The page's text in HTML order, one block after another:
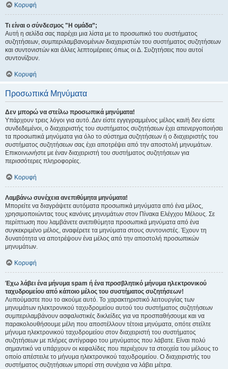
Κορυφή
Τι είναι ο σύνδεσμος "Η ομάδα”;
Αυτή η σελίδα σας παρέχει μια λίστα με το προσωπικό του συστήματος
συζητήσεων, συμπεριλαμβανομένων διαχειριστών του συστήματος συζητήσεων
και συντονιστών και άλλες λεπτομέρειες όπως οι Δ. Συζητήσεις που αυτοί
συντονίζουν.
Κορυφή
Προσωπικά Μηνύματα
Δεν μπορώ να στείλω προσωπικά μηνύματα!
Υπάρχουν τρεις λόγοι για αυτό. Δεν είστε εγγεγραμμένος μέλος και/ή δεν είστε
συνδεδεμένοι, ο διαχειριστής του συστήματος συζητήσεων έχει απενεργοποιήσει
τα προσωπικά μηνύματα για όλο το σύστημα συζητήσεων ή ο διαχειριστής του
συστήματος συζητήσεων σας έχει αποτρέψει από την αποστολή μηνυμάτων.
Επικοινωνήστε με έναν διαχειριστή του συστήματος συζητήσεων για
περισσότερες πληροφορίες.
Κορυφή
Λαμβάνω συνέχεια ανεπιθύμητα μηνύματα!
Μπορείτε να διαγράψετε αυτόματα προσωπικά μηνύματα από ένα μέλος,
χρησιμοποιώντας τους κανόνες μηνυμάτων στον Πίνακα Ελέγχου Μέλους. Σε
περίπτωση που λαμβάνετε ανεπιθύμητα προσωπικά μηνύματα από ένα
συγκεκριμένο μέλος, αναφέρετε τα μηνύματα στους συντονιστές. Έχουν τη
δυνατότητα να αποτρέψουν ένα μέλος από την αποστολή προσωπικών
μηνυμάτων.
Κορυφή
Έχω λάβει ένα μήνυμα spam ή ένα προσβλητικό μήνυμα ηλεκτρονικού
ταχυδρομείου από κάποιο μέλος του συστήματος συζητήσεων!
Λυπούμαστε που το ακούμε αυτό. Το χαρακτηριστικό λειτουργίας των
μηνυμάτων ηλεκτρονικού ταχυδρομείου αυτού του συστήματος συζητήσεων
συμπεριλαμβάνουν ασφαλιστικές δικλείδες για να προσπαθήσουμε και να
παρακολουθήσουμε μέλη που αποστέλλουν τέτοια μηνύματα, οπότε στείλτε
μήνυμα ηλεκτρονικού ταχυδρομείου στον διαχειριστή του συστήματος
συζητήσεων με πλήρες αντίγραφο του μηνύματος που λάβατε. Είναι πολύ
σημαντικό να υπάρχουν οι κεφαλίδες που περιέχουν τα στοιχεία του μέλους το
οποίο απέστειλε το μήνυμα ηλεκτρονικού ταχυδρομείου. Ο διαχειριστής του
συστήματος συζητήσεων μπορεί στη συνέχεια να λάβει μέτρα.